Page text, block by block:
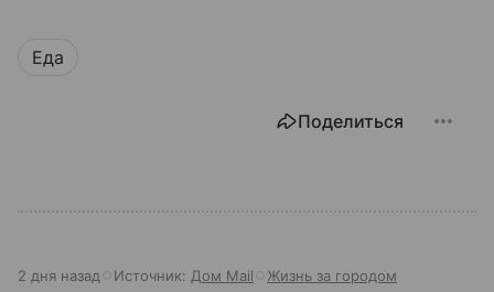
Еда
Поделиться
2 дня назад Источник: Дом Mail Жизнь за городом